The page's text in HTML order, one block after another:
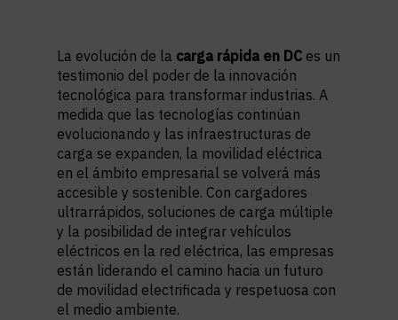
La evolución de la carga rápida en DC es un
testimonio del poder de la innovación
tecnológica para transformar industrias. A
medida que las tecnologías continúan
evolucionando y las infraestructuras de
carga se expanden, la movilidad eléctrica
en el ámbito empresarial se volverá más
accesible y sostenible. Con cargadores
ultrarrápidos, soluciones de carga múltiple
y la posibilidad de integrar vehículos
eléctricos en la red eléctrica, las empresas
están liderando el camino hacia un futuro
de movilidad electrificada y respetuosa con
el medio ambiente.